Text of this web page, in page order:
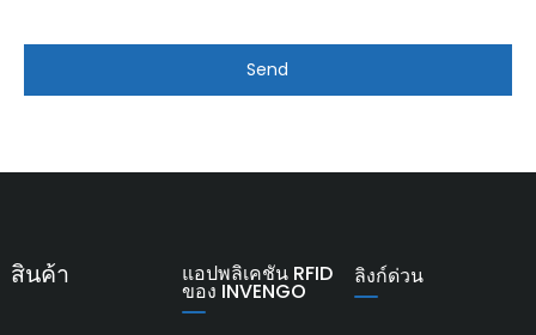
Send
สินค้า แอปพลิเคชัน RFID
ของ INVENGO
ลิงก์ด่วน